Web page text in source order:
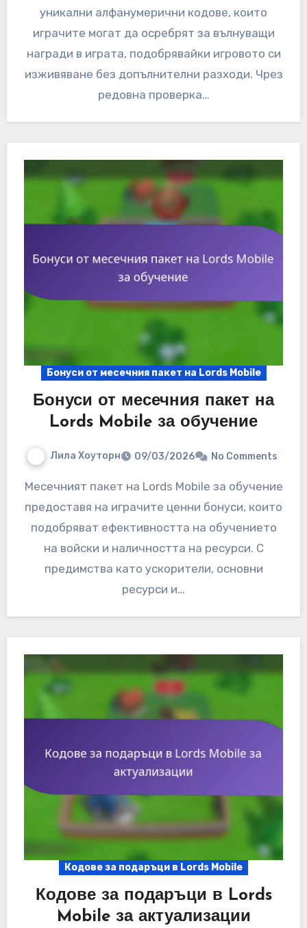
уникални алфанумерични кодове, които
играчите могат да осребрят за вълнуващи
награди в играта, подобрявайки игровото си
изживяване без допълнителни разходи. Чрез
редовна проверка…
Бонуси от месечния пакет на Lords Mobile
Бонуси от месечния пакет на
Lords Mobile за обучение
Лила Хоуторн 09/03/2026 No Comments
Месечният пакет на Lords Mobile за обучение
предоставя на играчите ценни бонуси, които
подобряват ефективността на обучението
на войски и наличността на ресурси. С
предимства като ускорители, основни
ресурси и…
Кодове за подаръци в Lords Mobile
Кодове за подаръци в Lords
Mobile за актуализации